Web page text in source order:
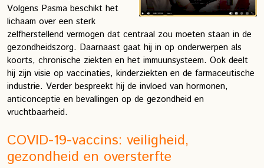
Volgens Pasma beschikt het
lichaam over een sterk
zelfherstellend vermogen dat centraal zou moeten staan in de
gezondheidszorg. Daarnaast gaat hij in op onderwerpen als
koorts, chronische ziekten en het immuunsysteem. Ook deelt
hij zijn visie op vaccinaties, kinderziekten en de farmaceutische
industrie. Verder bespreekt hij de invloed van hormonen,
anticonceptie en bevallingen op de gezondheid en
vruchtbaarheid.
COVID-19-vaccins: veiligheid,
gezondheid en oversterfte